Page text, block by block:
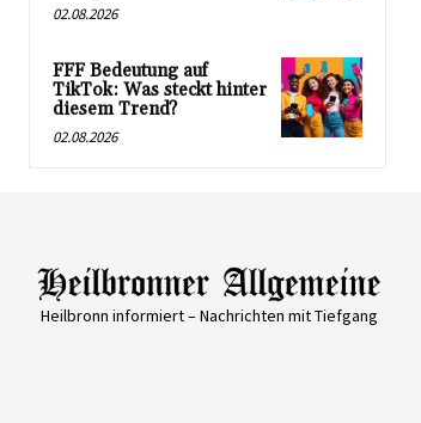
02.08.2026
FFF Bedeutung auf
TikTok: Was steckt hinter
diesem Trend?
02.08.2026
Heilbronn informiert – Nachrichten mit Tiefgang